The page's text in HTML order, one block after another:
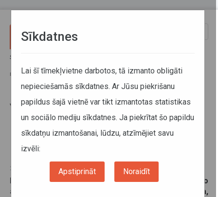
Sākums
no 1. decembra būs izmaiņas
Vairākos reģionālo autobusu
maršrutos Kuldīgas un Saldus
novados no 1. decembra būs
izmaiņas
27. novembris 2024
No šī gada 1. decembra četros Kurzemes reģionālo
autobusu maršrutos Kuldīga–Snēpeles skola,
Sīkdatnes
Lai šī tīmekļvietne darbotos, tā izmanto obligāti
nepieciešamās sīkdatnes. Ar Jūsu piekrišanu
papildus šajā vietnē var tikt izmantotas statistikas
un sociālo mediju sīkdatnes. Ja piekrītat šo papildu
sīkdatņu izmantošanai, lūdzu, atzīmējiet savu
izvēli:
Apstiprināt Noraidīt